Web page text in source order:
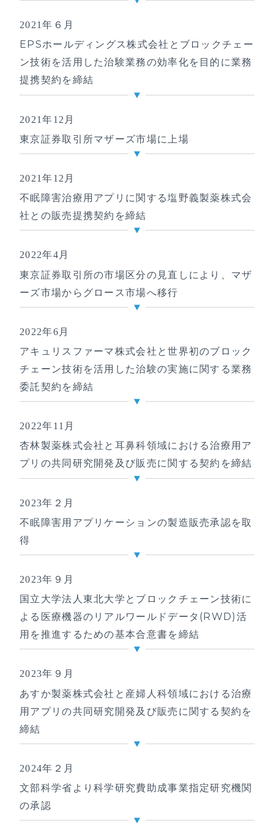
2021年６月
EPSホールディングス株式会社とブロックチェー
ン技術を活用した治験業務の効率化を目的に業務
提携契約を締結
2021年12月
東京証券取引所マザーズ市場に上場
2021年12月
不眠障害治療用アプリに関する塩野義製薬株式会
社との販売提携契約を締結
2022年4月
東京証券取引所の市場区分の見直しにより、マザ
ーズ市場からグロース市場へ移行
2022年6月
アキュリスファーマ株式会社と世界初のブロック
チェーン技術を活用した治験の実施に関する業務
委託契約を締結
2022年11月
杏林製薬株式会社と耳鼻科領域における治療用ア
プリの共同研究開発及び販売に関する契約を締結
2023年２月
不眠障害用アプリケーションの製造販売承認を取
得
2023年９月
国立大学法人東北大学とブロックチェーン技術に
よる医療機器のリアルワールドデータ(RWD)活
用を推進するための基本合意書を締結
2023年９月
あすか製薬株式会社と産婦人科領域における治療
用アプリの共同研究開発及び販売に関する契約を
締結
2024年２月
文部科学省より科学研究費助成事業指定研究機関
の承認